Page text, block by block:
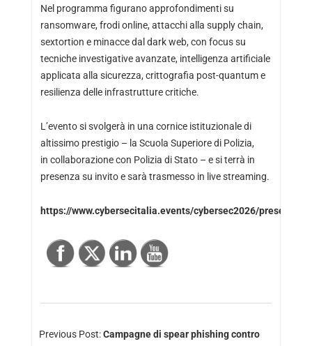
Nel programma figurano approfondimenti su
ransomware, frodi online, attacchi alla supply chain,
sextortion e minacce dal dark web, con focus su
tecniche investigative avanzate, intelligenza artificiale
applicata alla sicurezza, crittografia post-quantum e
resilienza delle infrastrutture critiche.
L’evento si svolgerà in una cornice istituzionale di
altissimo prestigio – la Scuola Superiore di Polizia,
in collaborazione con Polizia di Stato – e si terrà in
presenza su invito e sarà trasmesso in live streaming.
https://www.cybersecitalia.events/cybersec2026/
Previous Post:Campagne di spear phishing contro